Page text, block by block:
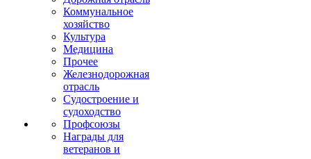
Коммунальное
хозяйство
Культура
Медицина
Прочее
Железнодорожная
отрасль
Судостроение и
судоходство
Профсоюзы
Награды для
ветеранов и